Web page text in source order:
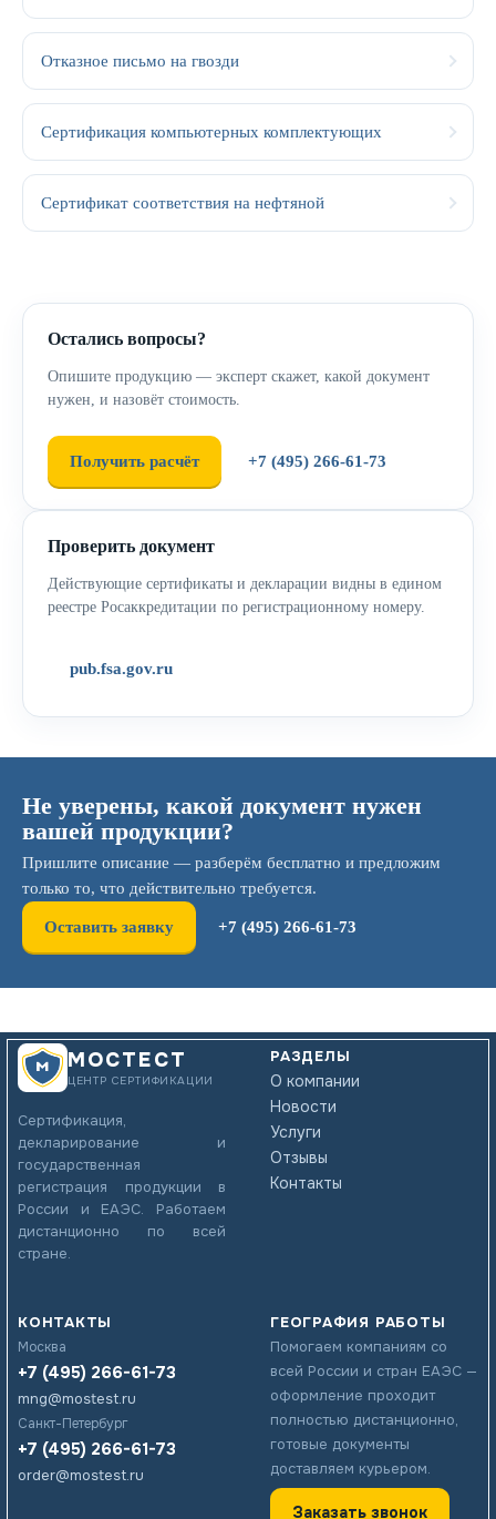
Отказное письмо на гвозди
Сертификация компьютерных комплектующих
Сертификат соответствия на нефтяной
Остались вопросы?
Опишите продукцию — эксперт скажет, какой документ
нужен, и назовёт стоимость.
Получить расчёт +7 (495) 266-61-73
Проверить документ
Действующие сертификаты и декларации видны в едином
реестре Росаккредитации по регистрационному номеру.
pub.fsa.gov.ru
Не уверены, какой документ нужен
вашей продукции?
Пришлите описание — разберём бесплатно и предложим
только то, что действительно требуется.
Оставить заявку +7 (495) 266-61-73
МОСТЕСТ
ЦЕНТР СЕРТИФИКАЦИИ
Сертификация,
декларирование и
государственная
регистрация продукции в
России и ЕАЭС. Работаем
дистанционно по всей
стране.
РАЗДЕЛЫ
О компании
Новости
Услуги
Отзывы
Контакты
КОНТАКТЫ
Москва
+7 (495) 266-61-73
mng@mostest.ru
Санкт-Петербург
+7 (495) 266-61-73
order@mostest.ru
ГЕОГРАФИЯ РАБОТЫ
Помогаем компаниям со
всей России и стран ЕАЭС —
оформление проходит
полностью дистанционно,
готовые документы
доставляем курьером.
Заказать звонок